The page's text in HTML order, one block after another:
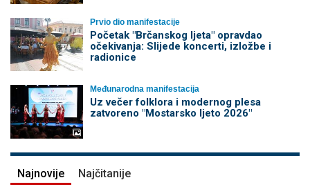
Prvio dio manifestacije
Početak "Brčanskog ljeta" opravdao
očekivanja: Slijede koncerti, izložbe i
radionice
Međunarodna manifestacija
Uz večer folklora i modernog plesa
zatvoreno "Mostarsko ljeto 2026"
Najnovije Najčitanije